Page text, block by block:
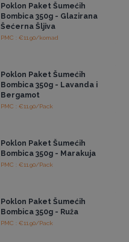
Poklon Paket Šumećih
Bombica 350g - Glazirana
Šećerna Šljiva
PMC : €11.90/komad
Poklon Paket Šumećih
Bombica 350g - Lavanda i
Bergamot
PMC : €11.90/Pack
Poklon Paket Šumećih
Bombica 350g - Marakuja
PMC : €11.90/Pack
Poklon Paket Šumećih
Bombica 350g - Ruža
PMC : €11.90/Pack